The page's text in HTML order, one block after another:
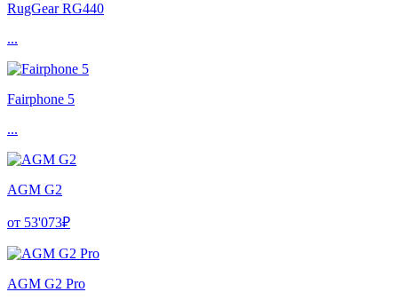
RugGear RG440
...
Fairphone 5
...
AGM G2
от 53'073₽
AGM G2 Pro